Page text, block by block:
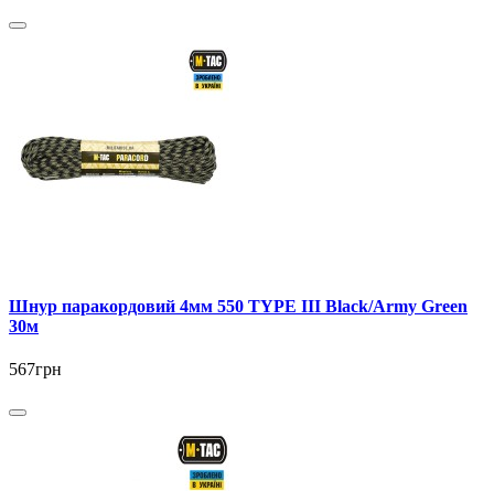
Шнур паракордовий 4мм 550 TYPE III Black/Army Green
30м
567грн